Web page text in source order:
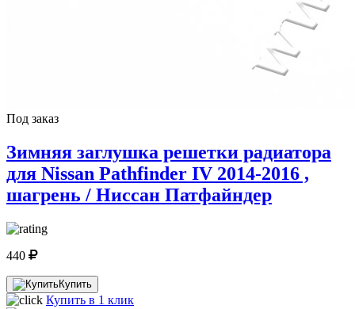
Под заказ
Зимняя заглушка решетки радиатора
для Nissan Pathfinder IV 2014-2016 ,
шагрень / Ниссан Патфайндер
440
Купить
Купить в 1 клик